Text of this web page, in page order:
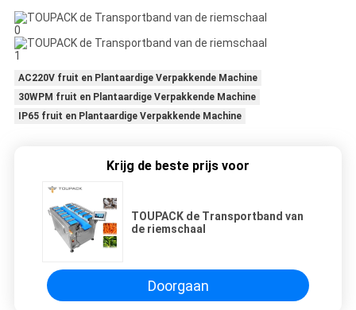
AC220V fruit en Plantaardige Verpakkende Machine
30WPM fruit en Plantaardige Verpakkende Machine
IP65 fruit en Plantaardige Verpakkende Machine
Krijg de beste prijs voor
TOUPACK de Transportband van
de riemschaal
Doorgaan